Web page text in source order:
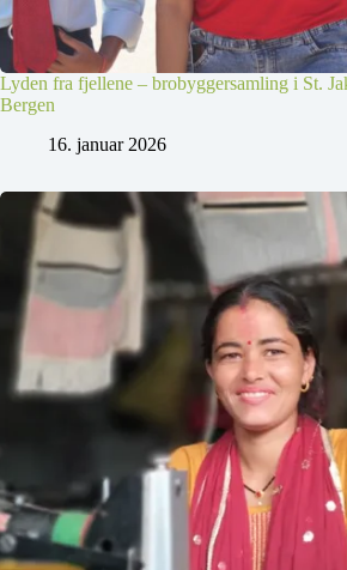
Lyden fra fjellene – brobyggersamling i St.
Bergen
16. januar 2026